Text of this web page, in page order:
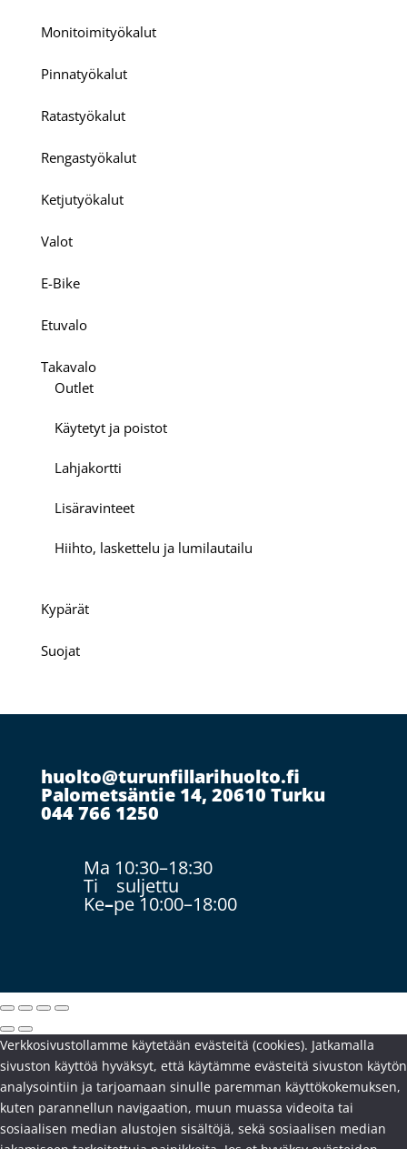
Monitoimityökalut
Pinnatyökalut
Ratastyökalut
Rengastyökalut
Ketjutyökalut
Valot
E-Bike
Etuvalo
Takavalo
Outlet
Käytetyt ja poistot
Lahjakortti
Lisäravinteet
Hiihto, laskettelu ja lumilautailu
Kypärät
Suojat
huolto@turunfillarihuolto.fi
Palometsäntie 14, 20610 Turku
044 766 1250
Ma 10:30–18:30
Ti suljettu
Ke–pe 10:00–18:00
Verkkosivustollamme käytetään evästeitä (cookies). Jatkamalla
sivuston käyttöä hyväksyt, että käytämme evästeitä sivuston käytön
analysointiin ja tarjoamaan sinulle paremman käyttökokemuksen,
kuten parannellun navigaation, muun muassa videoita tai
sosiaalisen median alustojen sisältöjä, sekä sosiaalisen median